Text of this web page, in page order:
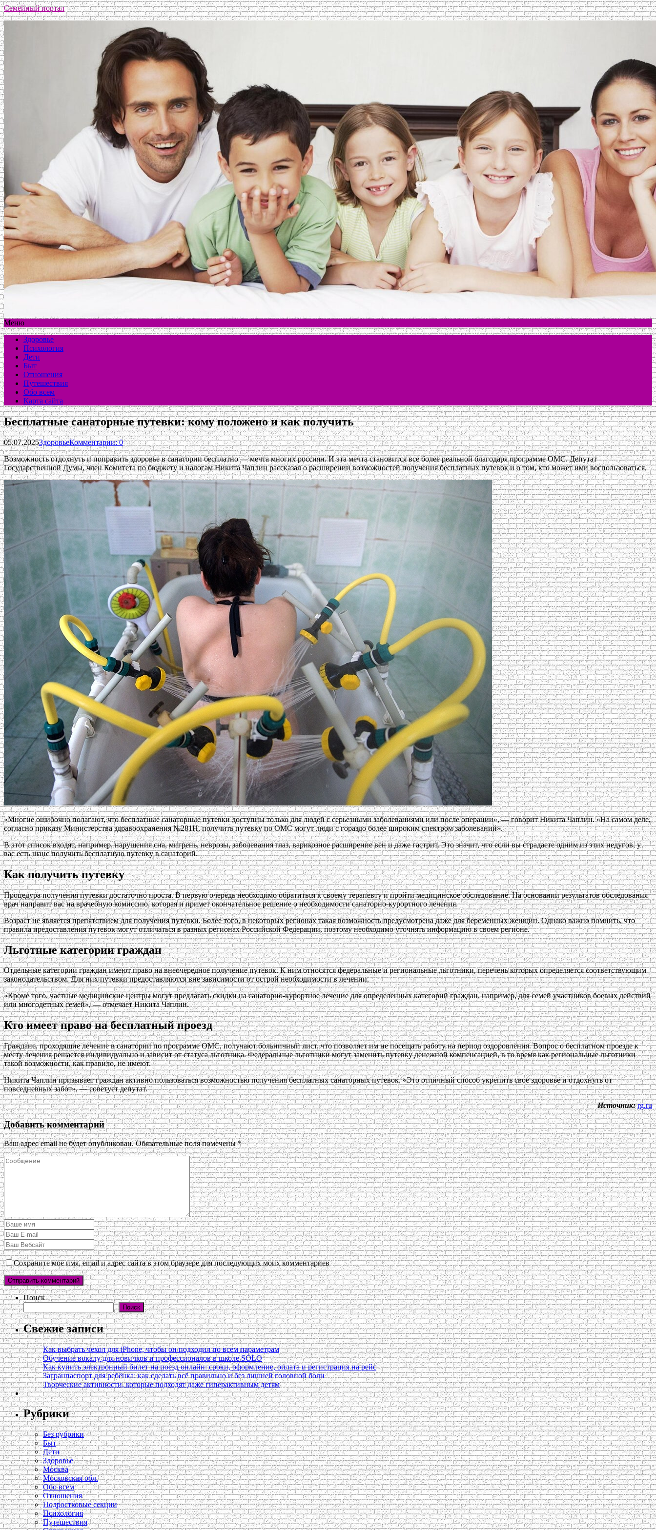
Семейный портал
Меню
Здоровье
Психология
Дети
Быт
Отношения
Путешествия
Обо всем
Карта сайта
Бесплатные санаторные путевки: кому положено и как получить
05.07.2025ЗдоровьеКомментарии: 0
Возможность отдохнуть и поправить здоровье в санатории бесплатно — мечта многих россиян. И эта мечта становится все более реальной благодаря программе ОМС. Депутат
Государственной Думы, член Комитета по бюджету и налогам Никита Чаплин рассказал о расширении возможностей получения бесплатных путевок и о том, кто может ими воспользоваться.
«Многие ошибочно полагают, что бесплатные санаторные путевки доступны только для людей с серьезными заболеваниями или после операции», — говорит Никита Чаплин. «На самом деле,
согласно приказу Министерства здравоохранения №281Н, получить путевку по ОМС могут люди с гораздо более широким спектром заболеваний».
В этот список входят, например, нарушения сна, мигрень, неврозы, заболевания глаз, варикозное расширение вен и даже гастрит. Это значит, что если вы страдаете одним из этих недугов, у
вас есть шанс получить бесплатную путевку в санаторий.
Как получить путевку
Процедура получения путевки достаточно проста. В первую очередь необходимо обратиться к своему терапевту и пройти медицинское обследование. На основании результатов обследования
врач направит вас на врачебную комиссию, которая и примет окончательное решение о необходимости санаторно-курортного лечения.
Возраст не является препятствием для получения путевки. Более того, в некоторых регионах такая возможность предусмотрена даже для беременных женщин. Однако важно помнить, что
правила предоставления путевок могут отличаться в разных регионах Российской Федерации, поэтому необходимо уточнять информацию в своем регионе.
Льготные категории граждан
Отдельные категории граждан имеют право на внеочередное получение путевок. К ним относятся федеральные и региональные льготники, перечень которых определяется соответствующим
законодательством. Для них путевки предоставляются вне зависимости от острой необходимости в лечении.
«Кроме того, частные медицинские центры могут предлагать скидки на санаторно-курортное лечение для определенных категорий граждан, например, для семей участников боевых действий
или многодетных семей», — отмечает Никита Чаплин.
Кто имеет право на бесплатный проезд
Граждане, проходящие лечение в санатории по программе ОМС, получают больничный лист, что позволяет им не посещать работу на период оздоровления. Вопрос о бесплатном проезде к
месту лечения решается индивидуально и зависит от статуса льготника. Федеральные льготники могут заменить путевку денежной компенсацией, в то время как региональные льготники
такой возможности, как правило, не имеют.
Никита Чаплин призывает граждан активно пользоваться возможностью получения бесплатных санаторных путевок. «Это отличный способ укрепить свое здоровье и отдохнуть от
повседневных забот», — советует депутат.
Источник: rg.ru
Добавить комментарий
Ваш адрес email не будет опубликован. Обязательные поля помечены*
Сохраните моё имя, email и адрес сайта в этом браузере для последующих моих комментариев
Поиск
Поиск
Свежие записи
Как выбрать чехол для iPhone, чтобы он подходил по всем параметрам
Обучение вокалу для новичков и профессионалов в школе SOLO
Как купить электронный билет на поезд онлайн: сроки, оформление, оплата и регистрация на рейс
Загранпаспорт для ребёнка: как сделать всё правильно и без лишней головной боли
Творческие активности, которые подходят даже гиперактивным детям
Рубрики
Без рубрики
Быт
Дети
Здоровье
Москва
Московская обл.
Обо всем
Отношения
Подростковые секции
Психология
Путешествия